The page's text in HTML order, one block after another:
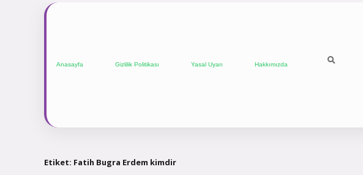
Anasayfa Gizlilik Politikası Yasal Uyarı Hakkımızda
Etiket: Fatih Bugra Erdem kimdir